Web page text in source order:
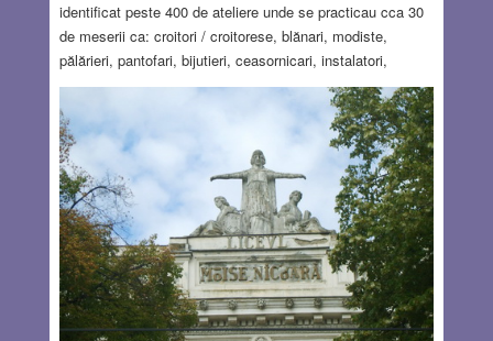
identificat peste 400 de ateliere unde se practicau cca 30
de meserii ca: croitori / croitorese, blănari, modiste,
pălărieri, pantofari, bijutieri, ceasornicari, instalatori,
mecanici, tinichigii, tâmplari, tapițeri etc. Numărul
persoanelor angrenate în aceste activități a crescut
continuu, ajungând la câteva mii. La începutul secolului
XX, odată cu numărul mare de meșteșugari și
diversificarea activității lor, au apărut probleme legate de
lipsa unor servicii de asistență socială în caz de boală,
accidente de muncă, pierderea capacității de muncă,
bătrânețe, pierderea familiei, imposibilitatea de a-și duce
traiul singur, toate pe fondul unei situații financiare
modeste.
Read more…